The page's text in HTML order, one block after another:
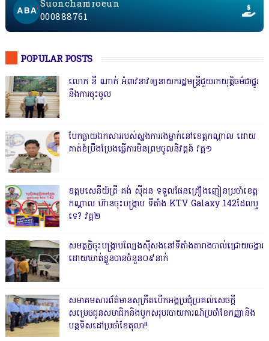
Suonchamroeun
000888761
POPULAR POSTS
លោក នី ណាក់ អំពាវនាវឲ្យនាយករដ្ឋមន្ត្រីជួយរកយុត្តិធម៌ជាថ្នូរ
នឹងការចុះចូល
បែកធ្លាយឯកសាររបស់ស្នងការរងម្នាក់នៅខេត្តកណ្ដាល ដោយ
គាត់ខំប្រឹងប្រែងធ្វើការមិនព្រមចូលនិវត្តន៍ វគ្គ១
ឧត្តមសេនីយ៍ត្រី គង់ ស៊ីដន ទទួលផែនគ្រឿងញៀនប្រចាំខេត្ត
កណ្តាល ហ៊ានចុះបង្ក្រាប ទីតាំង KTV Galaxy 142ដែលឬ
ទេ? វគ្គ២
សមត្ថកិ្ចចុះបង្ក្រាបល្បែងស៊ីសងនៅទីតាំងតារាងបាល់ជ្រោយចង្វារ
ដោយឃាត់ខ្លួនបានចំនួន០៩នាក់
សមាគមសារព័ត៌មានសុក្រឹតបើកអង្គប្រជុំប្រគល់សេចក្តី
សម្រេចជូនសមាជិកនិងបូកសរុបរបាយការណ៍ប្រចាំខែកញ្ញានិង
បន្តទិសដៅប្រចាំខែតុលា!!